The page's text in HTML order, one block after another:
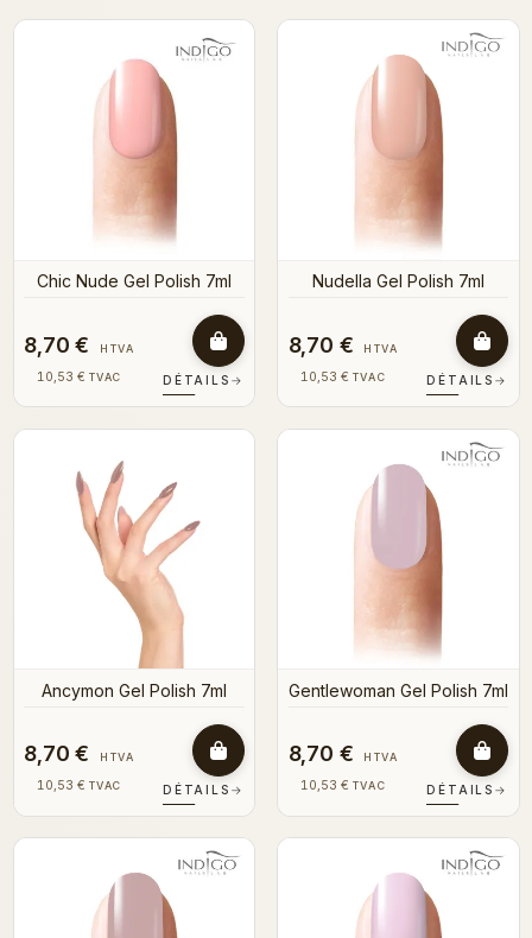
Chic Nude Gel Polish 7ml
8,70 € HTVA
10,53 € TVAC DÉTAILS →
Nudella Gel Polish 7ml
8,70 € HTVA
10,53 € TVAC DÉTAILS →
Ancymon Gel Polish 7ml
8,70 € HTVA
10,53 € TVAC DÉTAILS →
Gentlewoman Gel Polish 7ml
8,70 € HTVA
10,53 € TVAC DÉTAILS →